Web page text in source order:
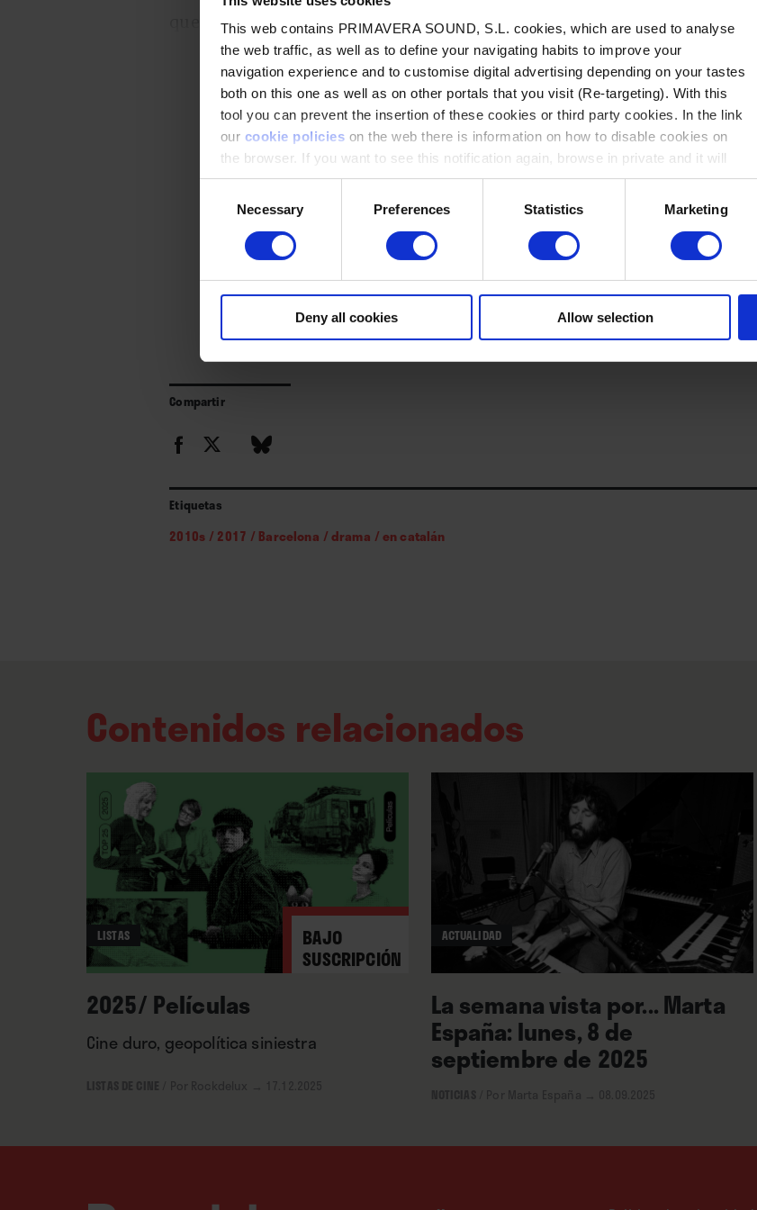
This web contains PRIMAVERA SOUND, S.L. cookies, which are used to analyse
the web traffic, as well as to define your navigating habits to improve your
navigation experience and to customise digital advertising depending on your tastes
both on this one as well as on other portals that you visit (Re-targeting). With this
tool you can prevent the insertion of these cookies or third party cookies. In the link
our cookie policies on the web there is information on how to disable cookies on
the browser. If you want to see this notification again, browse in private and it will
appear again
SelectionNecessary Preferences Statistics Marketing
Deny all cookies Allow selection
que acababa de perder a sus padres, enfermos de sida. Ese sentimiento de
desorientación y de pérdida se instala así en los ojos de la pequeña, que no
solo tiene que afrontar el dolor de la muerte a tan temprana edad, sino
encontrar su nuevo lugar en el mundo, amoldándose a una situación
familiar que la sume en el desconcierto y en un constante sentimiento de
extrañeza.
Contenido exclusivo
Para poder leer el contenido tienes que estar registrado.
Regístrate
y podrás acceder a 3 artículos gratis al mes.
Suscríbete Inicia sesión
Compartir
Etiquetas
2010s / 2017 / Barcelona /drama /en catalán
Contenidos relacionados
BAJO
SUSCRIPCIÓN
LISTAS
2025/ Películas
Cine duro, geopolítica siniestra
ACTUALIDAD
La semana vista por... Marta
España: lunes, 8 de
septiembre de 2025